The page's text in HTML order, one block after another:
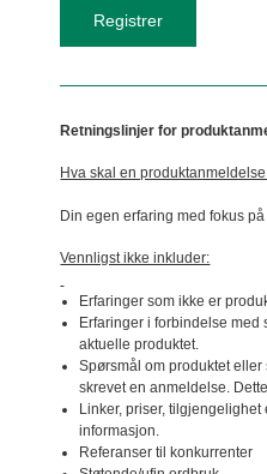
Retningslinjer for
Hva skal en
Din egen erfaring med fokus
Vennligst ikke inkluder:
Erfaringer som ikke er
Erfaringer i forbindelse med
aktuelle produktet.
Spørsmål om produktet
skrevet en anmeldelse.
Linker, priser,
informasjon.
Referanser til konkurrenter